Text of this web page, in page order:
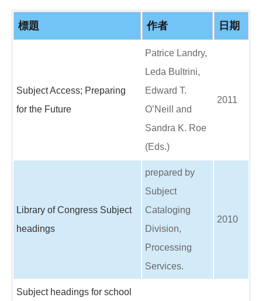
o
標題 作者 日期
Subject Access; Preparing
for the Future
Patrice Landry,
Leda Bultrini,
Edward T.
O’Neill and
Sandra K. Roe
(Eds.)
2011
Library of Congress Subject
headings
prepared by
Subject
Cataloging
Division,
Processing
Services.
2010
Subject headings for school